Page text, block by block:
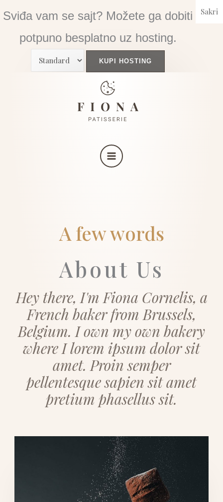
Sviđa vam se sajt? Možete ga dobiti
potpuno besplatno uz hosting.
Sakri
to
content
A few words
About Us
Hey there, I'm Fiona Cornelis, a
French baker from Brussels,
Belgium. I own my own bakery
where I lorem ipsum dolor sit
amet. Proin semper
pellentesque sapien sit amet
pretium phasellus sit.